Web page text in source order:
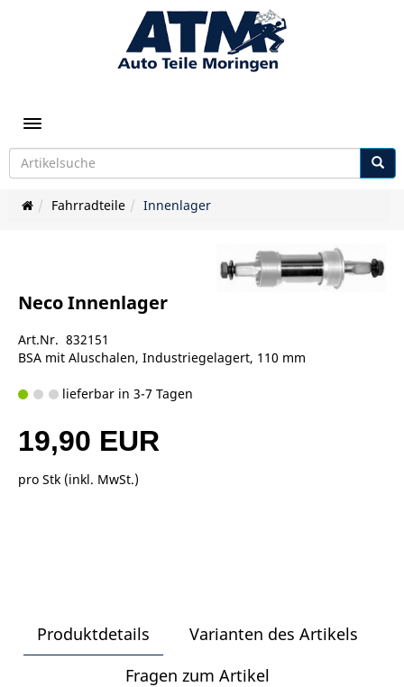
Toggle navigation
Fahrradteile Innenlager
Neco Innenlager
Art.Nr. 832151
BSA mit Aluschalen, Industriegelagert, 110 mm
lieferbar in 3-7 Tagen
19,90 EUR
pro Stk (inkl. MwSt.)
Produktdetails
Varianten des Artikels
Fragen zum Artikel